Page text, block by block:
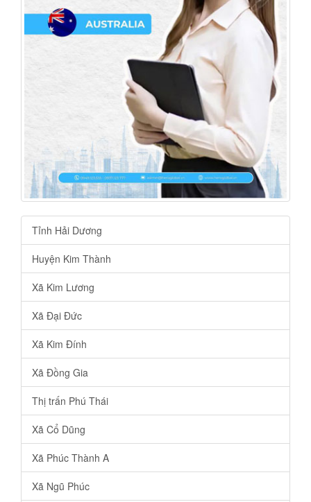
Tỉnh Hải Dương
Huyện Kim Thành
Xã Kim Lương
Xã Đại Đức
Xã Kim Đính
Xã Đồng Gia
Thị trấn Phú Thái
Xã Cổ Dũng
Xã Phúc Thành A
Xã Ngũ Phúc